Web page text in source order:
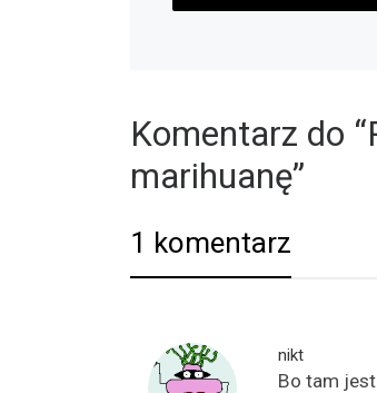
Komentarz do
marihuanę”
1 komentarz
nikt
Bo tam